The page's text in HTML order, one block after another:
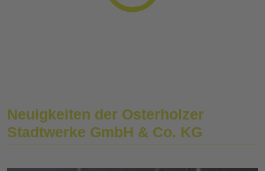
Neuigkeiten der Osterholzer
Stadtwerke GmbH & Co. KG